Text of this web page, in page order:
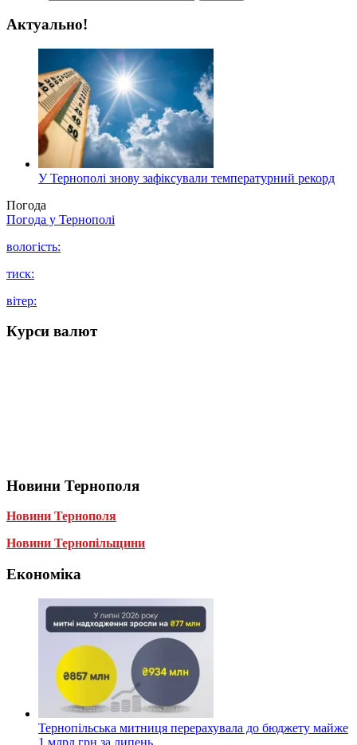
Актуально!
У Тернополі знову зафіксували температурний рекорд
Погода
Погода у Тернополі
вологість:
тиск:
вітер:
Курси валют
Новини Тернополя
Новини Тернополя
Новини Тернопільщини
Економіка
Тернопільська митниця перерахувала до бюджету майже
1 млрд грн за липень